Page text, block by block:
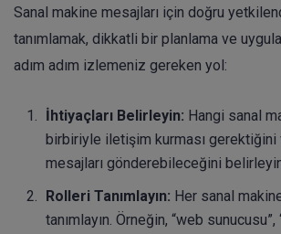
Sanal makine mesajları için doğru
tanımlamak, dikkatli bir planlama ve
adım adım izlemeniz gereken yol:
İhtiyaçları Belirleyin: Hangi sanal
birbiriyle iletişim kurması gerektiğini
mesajları gönderebileceğini
Rolleri Tanımlayın: Her sanal
tanımlayın. Örneğin, “web sunucusu”,